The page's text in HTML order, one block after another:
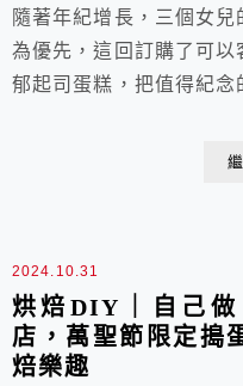
隨著年紀增長，三個女
為優先，這回訂購了可
郁起司蛋糕，把值得紀
臨時現場選購也款式多
2024.10.31
烘焙DIY｜自己
店，萬聖節限定搗
焙樂趣